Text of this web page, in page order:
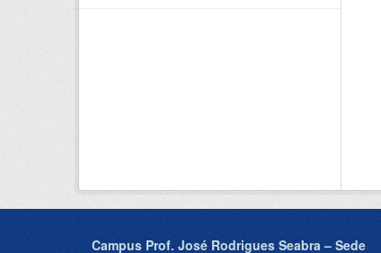
Campus Prof. José Rodrigues Seabra – Sede